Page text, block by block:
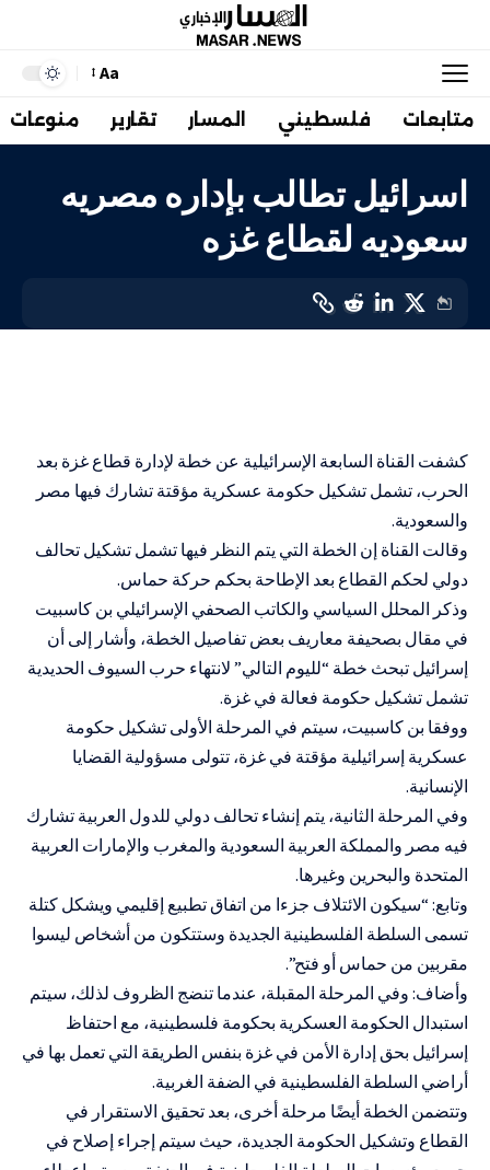
Aa
متابعات فلسطيني المسار تقارير منوعات
اسرائيل تطالب بإداره مصريه
سعوديه لقطاع غزه
كشفت القناة السابعة الإسرائيلية عن خطة لإدارة قطاع غزة بعد
الحرب، تشمل تشكيل حكومة عسكرية مؤقتة تشارك فيها مصر
والسعودية.
وقالت القناة إن الخطة التي يتم النظر فيها تشمل تشكيل تحالف
دولي لحكم القطاع بعد الإطاحة بحكم حركة حماس.
وذكر المحلل السياسي والكاتب الصحفي الإسرائيلي بن كاسبيت
في مقال بصحيفة معاريف بعض تفاصيل الخطة، وأشار إلى أن
إسرائيل تبحث خطة “لليوم التالي” لانتهاء حرب السيوف الحديدية
تشمل تشكيل حكومة فعالة في غزة.
ووفقا بن كاسبيت، سيتم في المرحلة الأولى تشكيل حكومة
عسكرية إسرائيلية مؤقتة في غزة، تتولى مسؤولية القضايا
الإنسانية.
وفي المرحلة الثانية، يتم إنشاء تحالف دولي للدول العربية تشارك
فيه مصر والمملكة العربية السعودية والمغرب والإمارات العربية
المتحدة والبحرين وغيرها.
وتابع: “سيكون الائتلاف جزءا من اتفاق تطبيع إقليمي ويشكل كتلة
تسمى السلطة الفلسطينية الجديدة وستتكون من أشخاص ليسوا
مقربين من حماس أو فتح”.
وأضاف: وفي المرحلة المقبلة، عندما تنضج الظروف لذلك، سيتم
استبدال الحكومة العسكرية بحكومة فلسطينية، مع احتفاظ
إسرائيل بحق إدارة الأمن في غزة بنفس الطريقة التي تعمل بها في
أراضي السلطة الفلسطينية في الضفة الغربية.
وتتضمن الخطة أيضًا مرحلة أخرى، بعد تحقيق الاستقرار في
القطاع وتشكيل الحكومة الجديدة، حيث سيتم إجراء إصلاح في